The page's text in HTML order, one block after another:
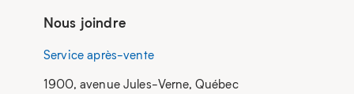
Nous joindre
Service après-vente
1900, avenue Jules-Verne, Québec